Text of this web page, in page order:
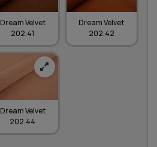
Dream Velvet
202.41
Dream Velvet
202.42
Dream Velvet
202.44